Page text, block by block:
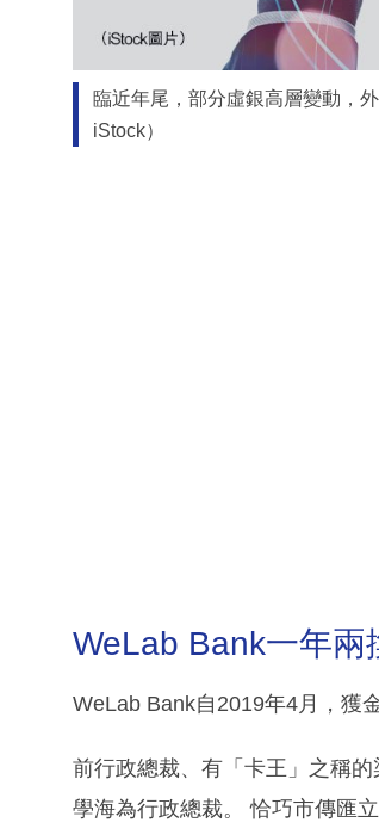
臨近年尾，部分虛銀高層變動，
iStock）
WeLab Bank一年兩
WeLab Bank自2019年4月，獲
前行政總裁、有「卡王」之稱
學海為行政總裁。 恰巧市傳匯